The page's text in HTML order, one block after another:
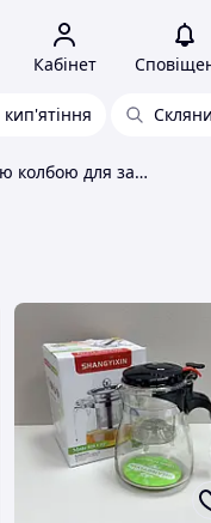
Кабінет
Чайник зі скляною колбою для заварювання